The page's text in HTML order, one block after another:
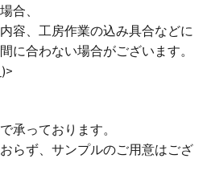
合、
容、工房作業の込み具合などに
に合わない場合がございます。
承っております。
らず、サンプルのご用意はござ